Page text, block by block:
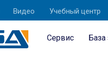
Видео Учебный центр
Сервис База